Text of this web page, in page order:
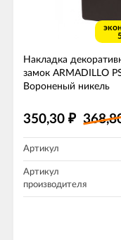
Накладка
замок ARMADILLO
Вороненый никель
350,30 ₽
Артикул
Артикул
производителя